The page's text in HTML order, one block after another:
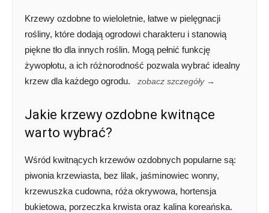
Krzewy ozdobne to wieloletnie, łatwe w pielęgnacji
rośliny, które dodają ogrodowi charakteru i stanowią
piękne tło dla innych roślin. Mogą pełnić funkcję
żywopłotu, a ich różnorodność pozwala wybrać idealny
krzew dla każdego ogrodu.
zobacz szczegóły →
Jakie krzewy ozdobne kwitnące
warto wybrać?
Wśród kwitnących krzewów ozdobnych popularne są:
piwonia krzewiasta, bez lilak, jaśminowiec wonny,
krzewuszka cudowna, róża okrywowa, hortensja
bukietowa, porzeczka krwista oraz kalina koreańska.